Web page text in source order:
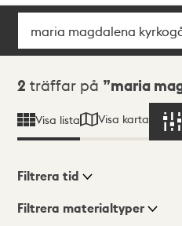
Sök
Sökresultat
2 träffar på maria
Visa lista Visa karta
Visningsläge
Filtrera tid
Filtrera materialtyper